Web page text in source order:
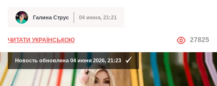
Автор Галина Струс
Дата публикации 04 июня, 21:21
ЧИТАТИ УКРАЇНСЬКОЮ АВТОР
27825
Новость обновлена 04 июня 2026, 21:23